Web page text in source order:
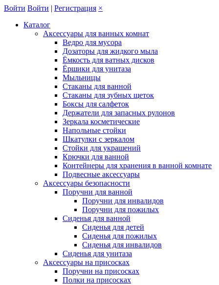
Войти Войти | Регистрация ×
Каталог
Аксессуары для ванных комнат
Ведро для мусора
Дозаторы для жидкого мыла
Ёмкость для ватных дисков
Ёршики для унитаза
Мыльницы
Стаканы для ванной
Стаканы для зубных щеток
Боксы для салфеток
Держатели для запасных рулонов
Зеркала косметические
Напольные стойки
Шкатулки с зеркалом
Стойки для украшений
Крючки для ванной
Контейнеры для хранения в ванной комнате
Подвесные аксессуары
Аксессуары безопасности
Поручни для ванной
Поручни для инвалидов
Поручни для пожилых
Сиденья для ванной
Сиденья для детей
Сиденья для пожилых
Сиденья для инвалидов
Сиденья для унитаза
Аксессуары на присосках
Поручни на присосках
Полки на присосках